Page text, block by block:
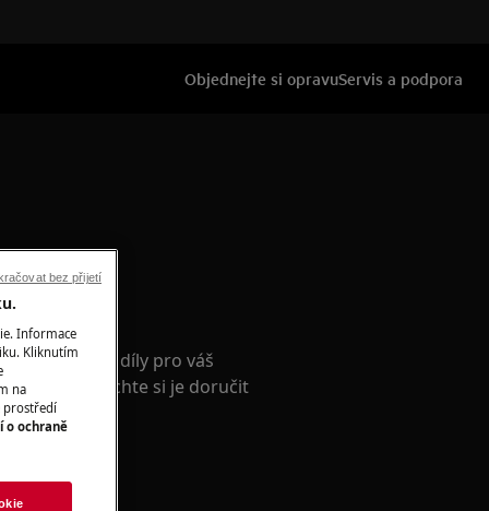
Objednejte si opravuServis a podpora
náhradní díly pro váš
shopu a nechte si je doručit
Informace
Kliknutím
na
prostředí
o ochraně
bez přijetí